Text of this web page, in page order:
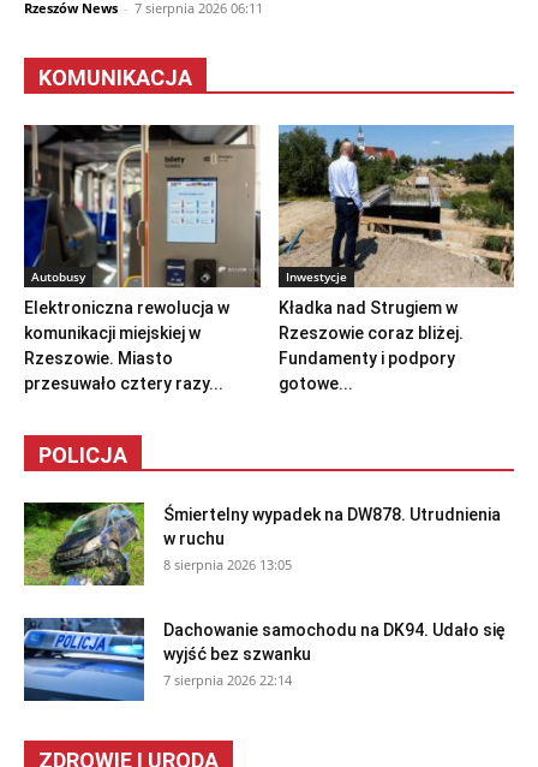
Rzeszów News - 7 sierpnia 2026 06:11
KOMUNIKACJA
Autobusy
Elektroniczna rewolucja w
komunikacji miejskiej w
Rzeszowie. Miasto
przesuwało cztery razy...
Inwestycje
Kładka nad Strugiem w
Rzeszowie coraz bliżej.
Fundamenty i podpory
gotowe...
POLICJA
Śmiertelny wypadek na DW878. Utrudnienia
w ruchu
8 sierpnia 2026 13:05
Dachowanie samochodu na DK94. Udało się
wyjść bez szwanku
7 sierpnia 2026 22:14
ZDROWIE I URODA